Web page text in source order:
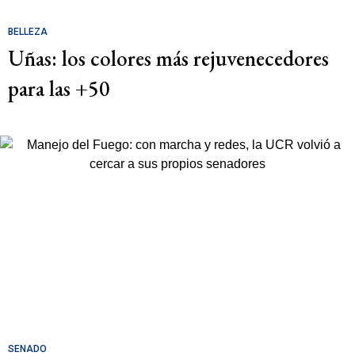
BELLEZA
Uñas: los colores más rejuvenecedores
para las +50
SENADO